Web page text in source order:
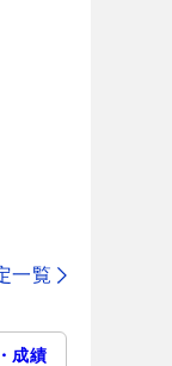
一覧
成績